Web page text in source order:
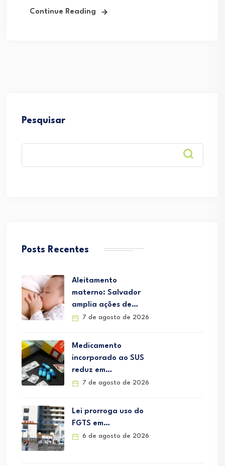
Continue Reading
Pesquisar
Posts Recentes
Aleitamento
materno: Salvador
amplia ações de…
7 de agosto de 2026
Medicamento
incorporado ao SUS
reduz em…
7 de agosto de 2026
Lei prorroga uso do
FGTS em…
6 de agosto de 2026